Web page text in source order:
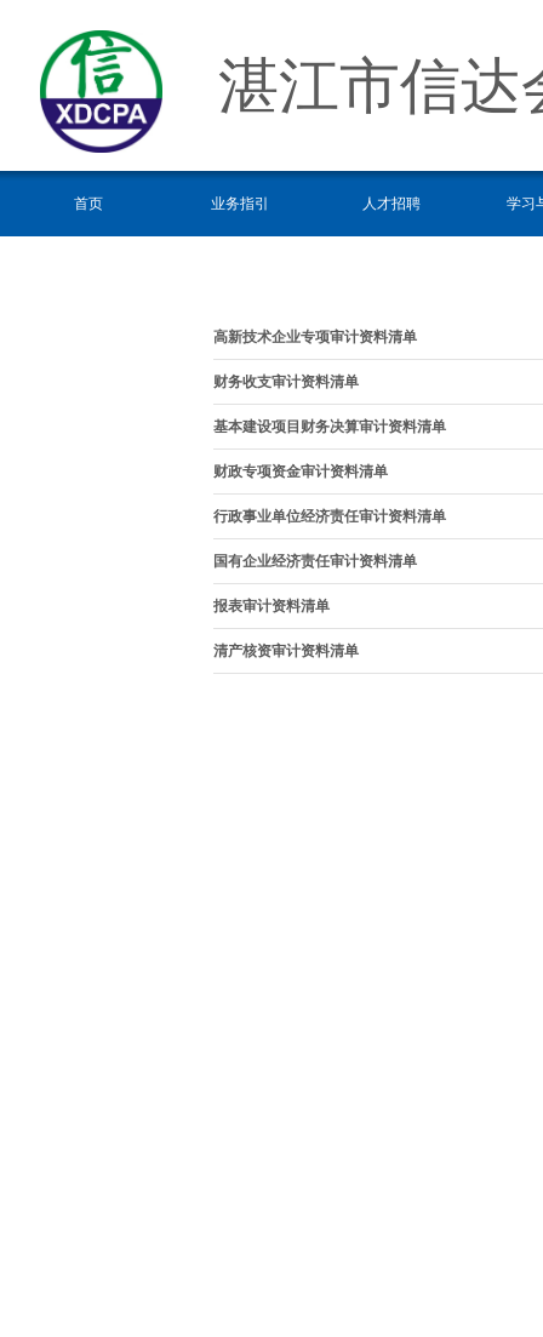
湛江市信达
首页 业务指引 人才招聘 学习
高新技术企业专项审计资料清单
财务收支审计资料清单
基本建设项目财务决算审计资料清单
财政专项资金审计资料清单
行政事业单位经济责任审计资料清单
国有企业经济责任审计资料清单
报表审计资料清单
清产核资审计资料清单